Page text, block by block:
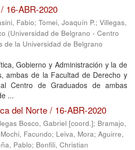
16-ABR-2020
Fabio; Tomei, Joaquín P.; Villegas,
(Universidad de Belgrano - Centro
de la Universidad de Belgrano
Gobierno y Administración y la de
ambas de la Facultad de Derecho y
Centro de Graduados de ambas
...
del Norte / 16-ABR-2020
Bosco, Gabriel [coord.]; Bramajo,
Mochi, Facundo; Leiva, Mora; Aguirre,
Pablo; Bonfili, Christian